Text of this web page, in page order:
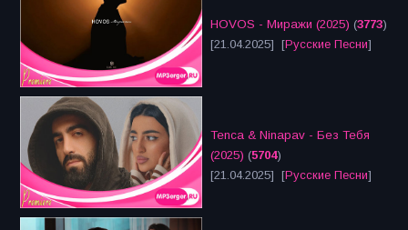
HOVOS - Миражи (2025) (3773)
[21.04.2025] [Русские Песни]
Tenca & Ninapav - Без Тебя
(2025) (5704)
[21.04.2025] [Русские Песни]